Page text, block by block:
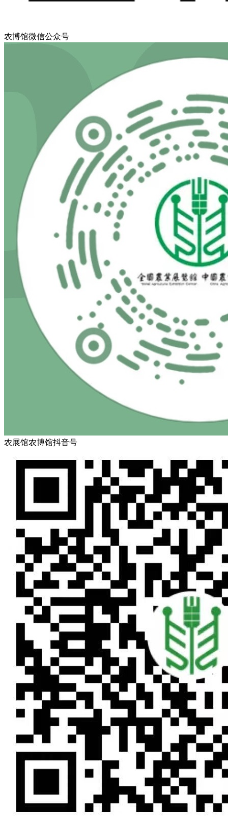
农博馆微信公众号
农展馆农博馆抖音号